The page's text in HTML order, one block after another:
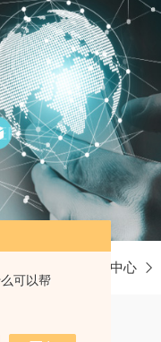
可以帮
产品中心